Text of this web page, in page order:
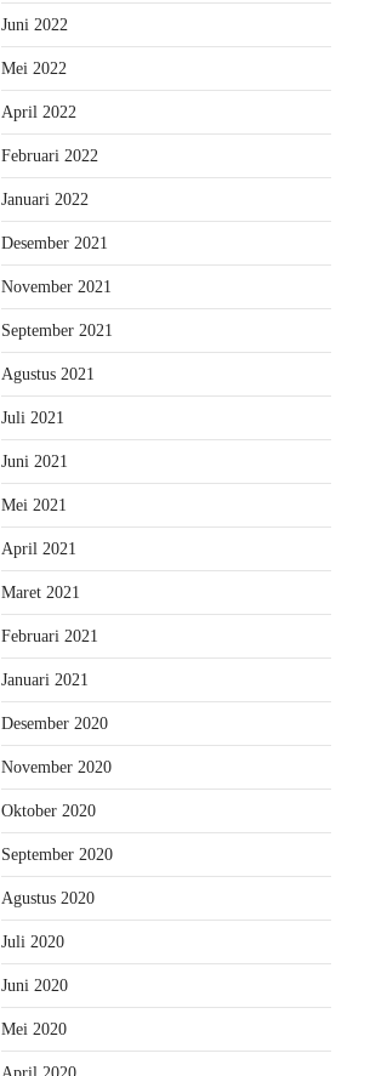
Juni 2022
Mei 2022
April 2022
Februari 2022
Januari 2022
Desember 2021
November 2021
September 2021
Agustus 2021
Juli 2021
Juni 2021
Mei 2021
April 2021
Maret 2021
Februari 2021
Januari 2021
Desember 2020
November 2020
Oktober 2020
September 2020
Agustus 2020
Juli 2020
Juni 2020
Mei 2020